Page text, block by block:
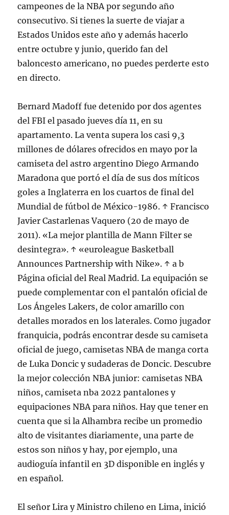
campeones de la NBA por segundo año
consecutivo. Si tienes la suerte de viajar a
Estados Unidos este año y además hacerlo
entre octubre y junio, querido fan del
baloncesto americano, no puedes perderte esto
en directo.
Bernard Madoff fue detenido por dos agentes
del FBI el pasado jueves día 11, en su
apartamento. La venta supera los casi 9,3
millones de dólares ofrecidos en mayo por la
camiseta del astro argentino Diego Armando
Maradona que portó el día de sus dos míticos
goles a Inglaterra en los cuartos de final del
Mundial de fútbol de México-1986. ↑ Francisco
Javier Castarlenas Vaquero (20 de mayo de
2011). «La mejor plantilla de Mann Filter se
desintegra». ↑ «euroleague Basketball
Announces Partnership with Nike». ↑ a b
Página oficial del Real Madrid. La equipación se
puede complementar con el pantalón oficial de
Los Ángeles Lakers, de color amarillo con
detalles morados en los laterales. Como jugador
franquicia, podrás encontrar desde su camiseta
oficial de juego, camisetas NBA de manga corta
de Luka Doncic y sudaderas de Doncic. Descubre
la mejor colección NBA junior: camisetas NBA
niños, camiseta nba 2022 pantalones y
equipaciones NBA para niños. Hay que tener en
cuenta que si la Alhambra recibe un promedio
alto de visitantes diariamente, una parte de
estos son niños y hay, por ejemplo, una
audioguía infantil en 3D disponible en inglés y
en español.
El señor Lira y Ministro chileno en Lima, inició